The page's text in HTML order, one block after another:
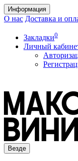
Информация
О нас Доставка и
Закладки0
Личный
Везде